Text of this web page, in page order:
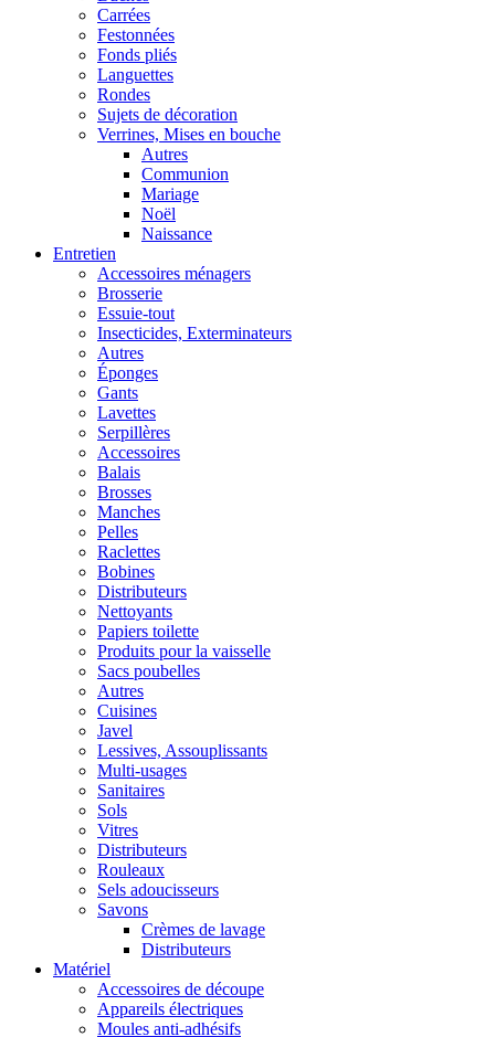
Carrées
Festonnées
Fonds pliés
Languettes
Rondes
Sujets de décoration
Verrines, Mises en bouche
Autres
Communion
Mariage
Noël
Naissance
Entretien
Accessoires ménagers
Brosserie
Essuie-tout
Insecticides, Exterminateurs
Autres
Éponges
Gants
Lavettes
Serpillères
Accessoires
Balais
Brosses
Manches
Pelles
Raclettes
Bobines
Distributeurs
Nettoyants
Papiers toilette
Produits pour la vaisselle
Sacs poubelles
Autres
Cuisines
Javel
Lessives, Assouplissants
Multi-usages
Sanitaires
Sols
Vitres
Distributeurs
Rouleaux
Sels adoucisseurs
Savons
Crèmes de lavage
Distributeurs
Matériel
Accessoires de découpe
Appareils électriques
Moules anti-adhésifs